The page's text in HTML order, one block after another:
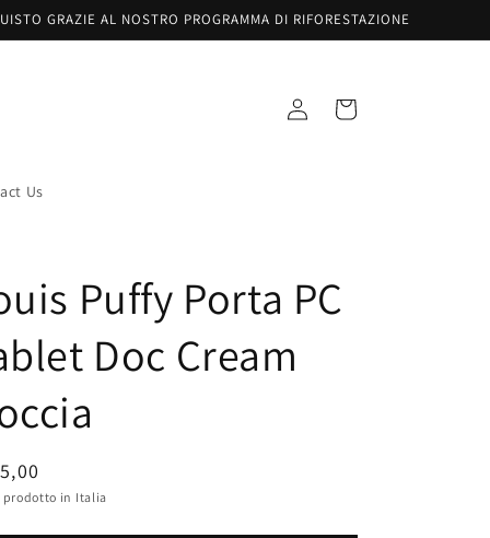
GRAZIE AL NOSTRO PROGRAMMA DI RIFORESTAZIONE
Us
Accesso Carrello
Puffy Porta PC
Doc Cream
prodotto in Italia